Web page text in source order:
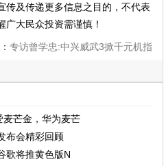
传及传递更多信息之目的，不代表
大民众投资需谨慎！
专访曾学忠:中兴威武3掀千元机指
麦芒金，华为麦芒
布会精彩回顾
歌将推黄色版N